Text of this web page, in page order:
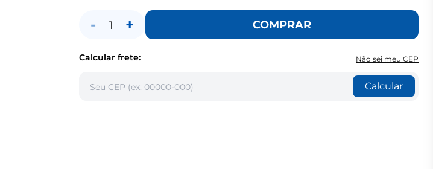
- 1 + COMPRAR
Calcular frete: Não sei meu CEP
Calcular